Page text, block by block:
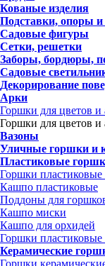
Кованые изделия
Подставки, опоры и
Садовые фигуры
Сетки, решетки
Заборы, бордюры,
Садовые
Декорирование
Арки
Горшки для цветов и
Горшки для цветов и
Вазоны
Уличные горшки и
Пластиковые
Горшки
Кашпо пластиковые
Поддоны для
Кашпо миски
Кашпо для орхидей
Горшки
Керамические
Горшки